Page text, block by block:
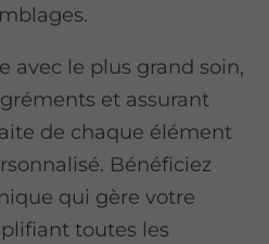
avec le plus grand soin,
et assurant
de chaque élément
Bénéficiez
qui gère votre
toutes les